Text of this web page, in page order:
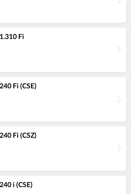
Fi
Fi (CSE)
Fi (CSZ)
i (CSE)